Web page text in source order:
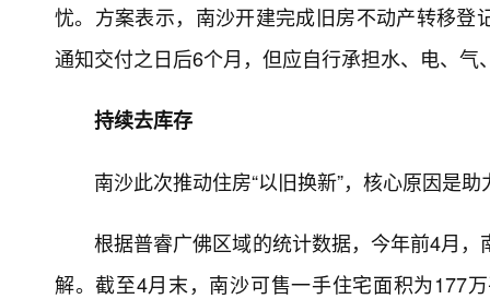
忧。方案表示，南沙开建完成旧房不动产转移
通知交付之日后6个月，但应自行承担水、电、
持续去库存
南沙此次推动住房“以旧换新”，核心原因是助
根据普睿广佛区域的统计数据，今年前4月
解。截至4月末，南沙可售一手住宅面积为177